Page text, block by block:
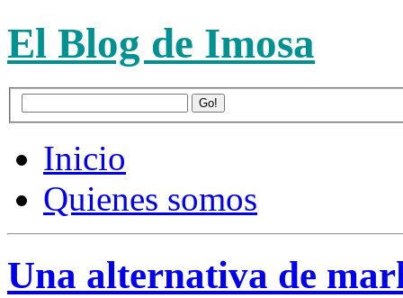
El Blog de Imosa
Inicio
Quienes somos
Una alternativa de